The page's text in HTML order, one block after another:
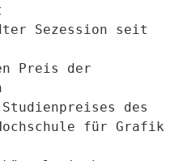
Sezession seit
Preis der
des
für Grafik